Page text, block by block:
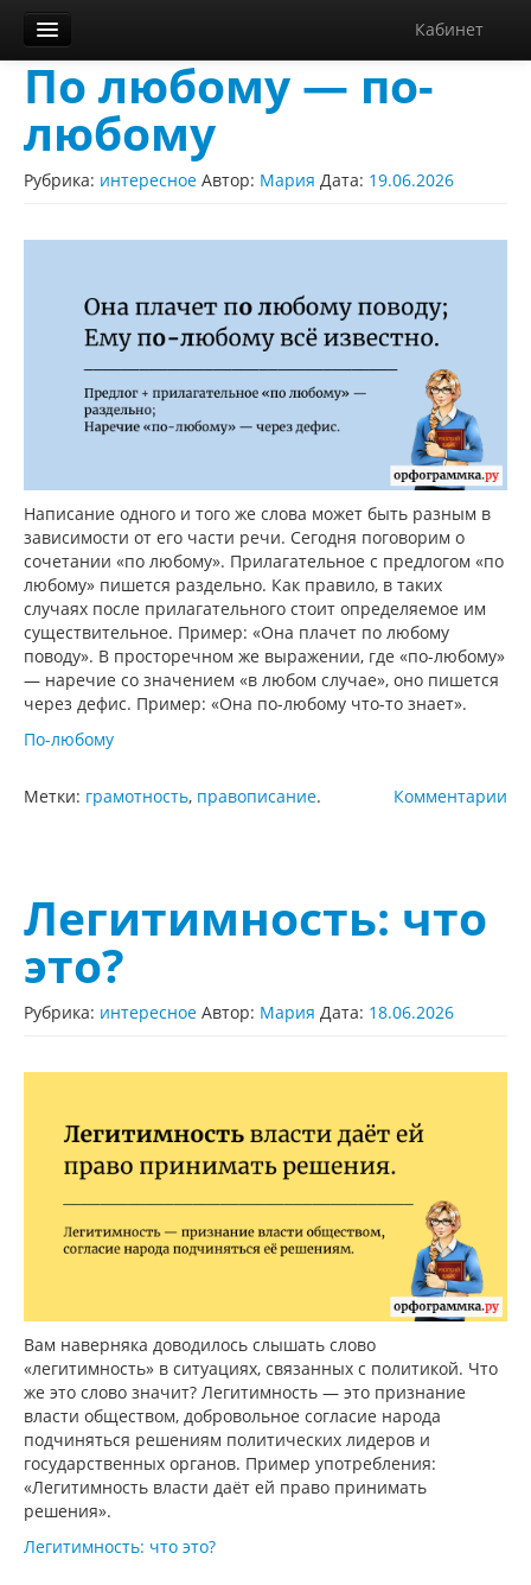
Кабинет
Орфограммка
Библиотека
Блог
Справка
По любому — по-
любому
Рубрика: интересное Автор: Мария Дата: 19.06.2026
Написание одного и того же слова может быть разным в
зависимости от его части речи. Сегодня поговорим о
сочетании «по любому». Прилагательное с предлогом «по
любому» пишется раздельно. Как правило, в таких
случаях после прилагательного стоит определяемое им
существительное. Пример: «Она плачет по любому
поводу». В просторечном же выражении, где «по-любому»
— наречие со значением «в любом случае», оно пишется
через дефис. Пример: «Она по-любому что-то знает».
По-любому
Комментарии
Метки: грамотность, правописание.
Легитимность: что
это?
Рубрика: интересное Автор: Мария Дата: 18.06.2026
Вам наверняка доводилось слышать слово
«легитимность» в ситуациях, связанных с политикой. Что
же это слово значит? Легитимность — это признание
власти обществом, добровольное согласие народа
подчиняться решениям политических лидеров и
государственных органов. Пример употребления:
«Легитимность власти даёт ей право принимать
решения».
Легитимность: что это?